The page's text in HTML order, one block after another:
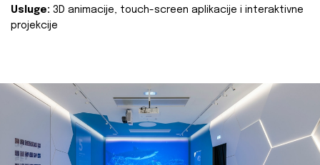
Usluge: 3D animacije, touch-screen aplikacije i interaktivne
projekcije